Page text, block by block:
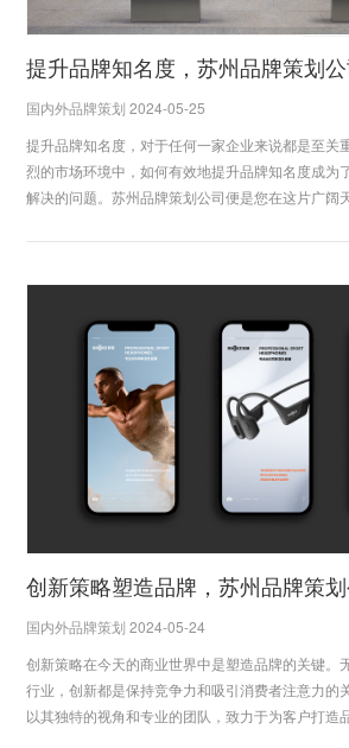
国内外品牌策划 2024-05-25
提升品牌知名度，对于任何一家企业来说都是至关
烈的市场环境中，如何有效地提升品牌知名度成为
解决的问题。苏州品牌策划公司便是您在这片广阔
国内外品牌策划 2024-05-24
创新策略在今天的商业世界中是塑造品牌的关键。
行业，创新都是保持竞争力和吸引消费者注意力的
以其独特的视角和专业的团队，致力于为客户打造